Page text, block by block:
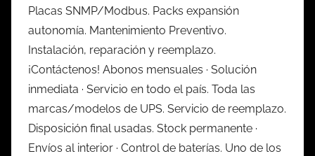
Placas SNMP/Modbus. Packs expansión
autonomía. Mantenimiento Preventivo.
Instalación, reparación y reemplazo.
¡Contáctenos! Abonos mensuales · Solución
inmediata · Servicio en todo el país. Toda las
marcas/modelos de UPS. Servicio de reemplazo.
Disposición final usadas. Stock permanente ·
Envíos al interior · Control de baterías. Uno de los